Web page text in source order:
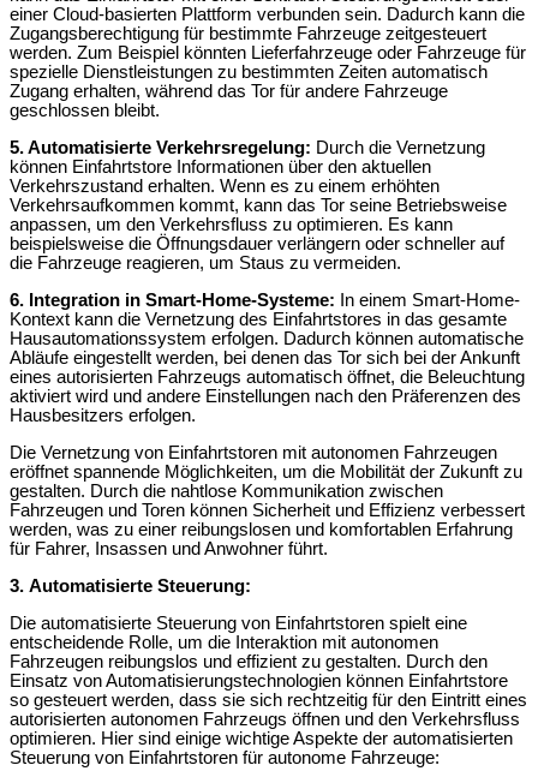
einer Cloud-basierten Plattform verbunden sein. Dadurch kann die
Zugangsberechtigung für bestimmte Fahrzeuge zeitgesteuert
werden. Zum Beispiel könnten Lieferfahrzeuge oder Fahrzeuge für
spezielle Dienstleistungen zu bestimmten Zeiten automatisch
Zugang erhalten, während das Tor für andere Fahrzeuge
geschlossen bleibt.
5. Automatisierte Verkehrsregelung: Durch die Vernetzung
können Einfahrtstore Informationen über den aktuellen
Verkehrszustand erhalten. Wenn es zu einem erhöhten
Verkehrsaufkommen kommt, kann das Tor seine Betriebsweise
anpassen, um den Verkehrsfluss zu optimieren. Es kann
beispielsweise die Öffnungsdauer verlängern oder schneller auf
die Fahrzeuge reagieren, um Staus zu vermeiden.
6. Integration in Smart-Home-Systeme: In einem Smart-Home-
Kontext kann die Vernetzung des Einfahrtstores in das gesamte
Hausautomationssystem erfolgen. Dadurch können automatische
Abläufe eingestellt werden, bei denen das Tor sich bei der Ankunft
eines autorisierten Fahrzeugs automatisch öffnet, die Beleuchtung
aktiviert wird und andere Einstellungen nach den Präferenzen des
Hausbesitzers erfolgen.
Die Vernetzung von Einfahrtstoren mit autonomen Fahrzeugen
eröffnet spannende Möglichkeiten, um die Mobilität der Zukunft zu
gestalten. Durch die nahtlose Kommunikation zwischen
Fahrzeugen und Toren können Sicherheit und Effizienz verbessert
werden, was zu einer reibungslosen und komfortablen Erfahrung
für Fahrer, Insassen und Anwohner führt.
3. Automatisierte Steuerung:
Die automatisierte Steuerung von Einfahrtstoren spielt eine
entscheidende Rolle, um die Interaktion mit autonomen
Fahrzeugen reibungslos und effizient zu gestalten. Durch den
Einsatz von Automatisierungstechnologien können Einfahrtstore
so gesteuert werden, dass sie sich rechtzeitig für den Eintritt eines
autorisierten autonomen Fahrzeugs öffnen und den Verkehrsfluss
optimieren. Hier sind einige wichtige Aspekte der automatisierten
Steuerung von Einfahrtstoren für autonome Fahrzeuge: